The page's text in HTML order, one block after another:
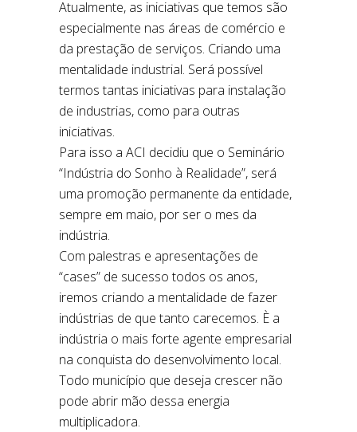
Atualmente, as iniciativas que temos são
especialmente nas áreas de comércio e
da prestação de serviços. Criando uma
mentalidade industrial. Será possível
termos tantas iniciativas para instalação
de industrias, como para outras
iniciativas.
Para isso a ACI decidiu que o Seminário
“Indústria do Sonho à Realidade”, será
uma promoção permanente da entidade,
sempre em maio, por ser o mes da
indústria.
Com palestras e apresentações de
“cases” de sucesso todos os anos,
iremos criando a mentalidade de fazer
indústrias de que tanto carecemos. È a
indústria o mais forte agente empresarial
na conquista do desenvolvimento local.
Todo município que deseja crescer não
pode abrir mão dessa energia
multiplicadora.